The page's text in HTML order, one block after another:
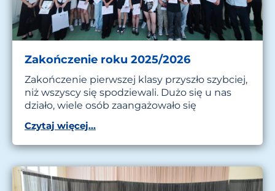
Zakończenie roku 2025/2026
Zakończenie pierwszej klasy przyszło szybciej,
niż wszyscy się spodziewali. Dużo się u nas
działo, wiele osób zaangażowało się
Czytaj więcej...